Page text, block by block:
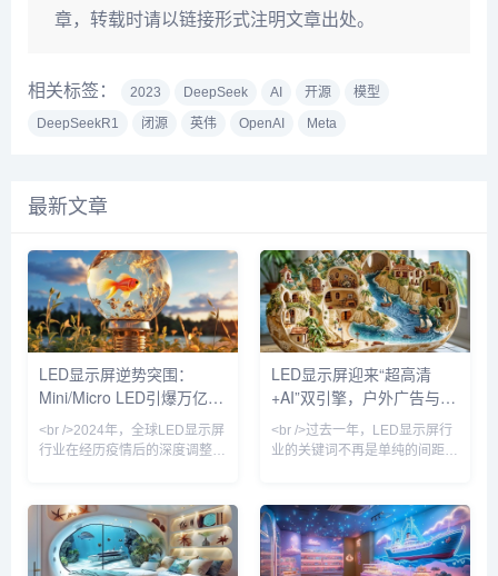
章，转载时请以链接形式注明文章出处。
相关标签： 2023 DeepSeek AI 开源
模型
DeepSeekR1
闭源 英伟 OpenAI Meta
最新文章
LED显示屏逆势突围：
Mini/Micro LED引爆万亿赛
道，中国供应链主导全球格
局重构
<br />2024年，全球LED显示屏
行业在经历疫情后的深度调整期
据，全球LED显示屏市场规模预
计达到120亿美元，同比增长
12%，其中中国市场占比超过
65%。但更值得关注的是，行业
LED显示屏迎来“超高清
+AI”双引擎，户外广告与虚
拟拍摄重塑百亿市场
<br />过去一年，LED显示屏行
业的关键词不再是单纯的间距竞
正经历一场由“超高清显示技术”
与“AI内容生成”共同驱动的价值
重构。多家头部厂商发布的
Micro LED和COB（板上芯片）